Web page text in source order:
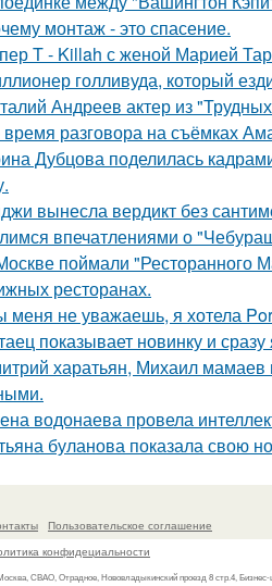
монтаж - это спасение.
T - Killah с женой Марией
голливуда, который
Андреев актер из
разговора на съёмках
Дубцова поделилась
вынесла вердикт без
впечатлениями о
поймали "Ресторанного
ресторанах.
меня не уважаешь, я хотела
показывает новинку и
харатьян, Михаил мамаев
водонаева провела
буланова показала свою
Пользовательское соглашение
конфидециальности
СВАО, Отрадное, Нововладыкинский проезд 8 стр.4,